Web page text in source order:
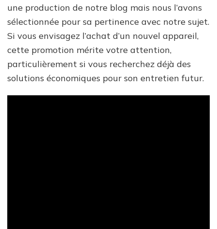
une production de notre blog mais nous l’avons
sélectionnée pour sa pertinence avec notre sujet.
Si vous envisagez l’achat d’un nouvel appareil,
cette promotion mérite votre attention,
particulièrement si vous recherchez déjà des
solutions économiques pour son entretien futur.